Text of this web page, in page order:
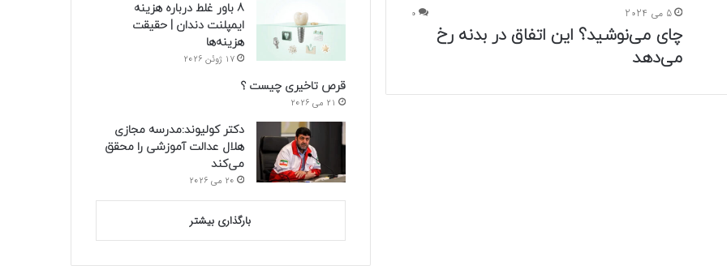
5 می 2024
0
چای می‌نوشید؟ این اتفاق در بدنه رخ
می‌دهد
8 باور غلط درباره هزینه
ایمپلنت دندان | حقیقت
هزینه‌ها
17 ژوئن 2026
قرص تاخیری چیست ؟
21 می 2026
دکتر کولیوند:مدرسه مجازی
هلال عدالت آموزشی را محقق
می‌کند
20 می 2026
بارگذاری بیشتر